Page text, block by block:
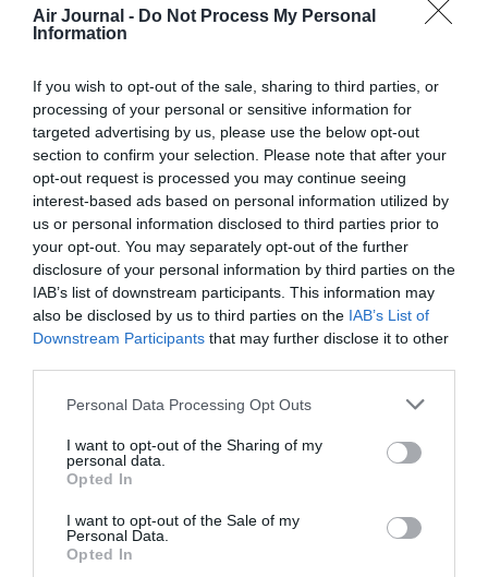
Air Journal - Do Not Process My Personal
Information
If you wish to opt-out of the sale, sharing to third parties, or
processing of your personal or sensitive information for
targeted advertising by us, please use the below opt-out
section to confirm your selection. Please note that after your
opt-out request is processed you may continue seeing
interest-based ads based on personal information utilized by
us or personal information disclosed to third parties prior to
your opt-out. You may separately opt-out of the further
disclosure of your personal information by third parties on the
IAB’s list of downstream participants. This information may
also be disclosed by us to third parties on the IAB’s List of
Downstream Participants that may further disclose it to other
Personal Data Processing Opt Outs
I want to opt-out of the Sharing of my
personal data.
Opted In
I want to opt-out of the Sale of my
Personal Data.
Opted In
Et ce n’est pas la seule !
lignes à “Cash” pour AF …les “Petrolignes” à haute
contribution ….
RÉPONDRE
Alexis
Le tourisme en Angola, ça existe ?
RÉPONDRE
pas de tourisme en Angola, comme beaucoup de pays
africains, et c’est bien dommage, il y aurait un gros potentiel
RÉPONDRE